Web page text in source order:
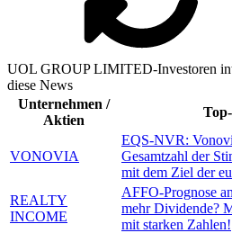
UOL GROUP LIMITED-Investoren
diese News
Unternehmen /
Aktien
VONOVIA
EQS-NVR:
Gesamtzahl der
mit dem Ziel der
REALTY
INCOME
AFFO-Prognose
mehr Dividende?
mit starken Zahlen!